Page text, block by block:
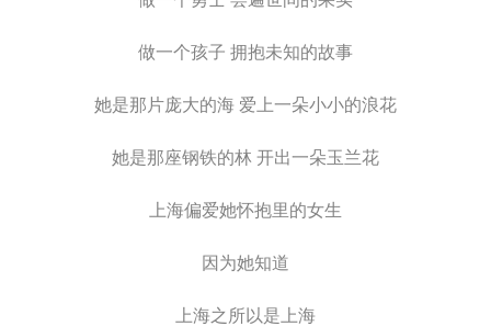
做一个孩子 拥抱未知的故事
她是那片庞大的海 爱上一朵小小的浪花
她是那座钢铁的林 开出一朵玉兰花
上海偏爱她怀抱里的女生
因为她知道
上海之所以是上海